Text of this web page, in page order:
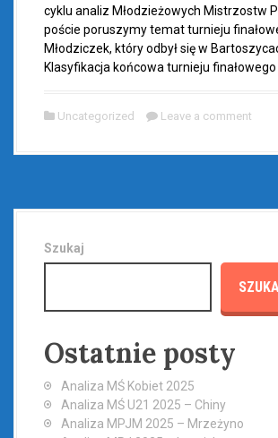
cyklu analiz Młodzieżowych Mistrzostw
poście poruszymy temat turnieju
Młodziczek, który odbył się w
Klasyfikacja końcowa turnieju finałowego
Uncategorized Leave a comment
Szukaj
Ostatnie posty
Analiza MŚ Kobiet 2025
Analiza MŚ U21 2025 – Chiny
Analiza MPJM 2025 – Mrzeżyno